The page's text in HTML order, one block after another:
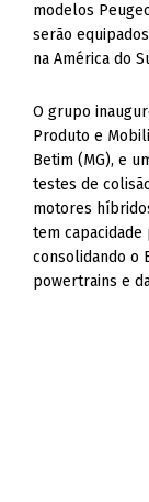
modelos
serão
na América do
O grupo
Produto e
Betim (MG), e
testes de
motores
tem capacidade
consolidando o
powertrains e